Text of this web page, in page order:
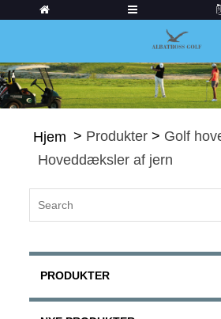
Hjem > Produkter > Golf
Hoveddæksler af jern
PRODUKTER